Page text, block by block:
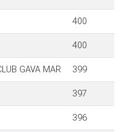
400
400
GAVA MAR 399
397
396